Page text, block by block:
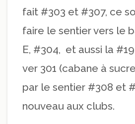
fait #303 et #307, ce
faire le sentier vers le
E, #304, et aussi la
ver 301 (cabane à
par le sentier #308 et
nouveau aux clubs.